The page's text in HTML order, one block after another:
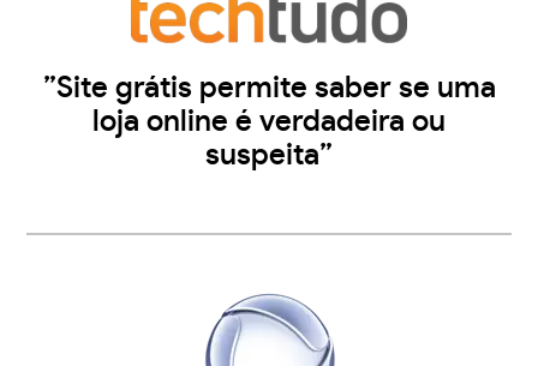
”Site grátis permite saber se uma
loja online é verdadeira ou
suspeita”